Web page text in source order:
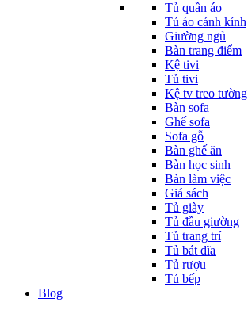
Tủ quần áo
Tú áo cánh kính
Giường ngủ
Bàn trang điểm
Kệ tivi
Tủ tivi
Kệ tv treo tường
Bàn sofa
Ghế sofa
Sofa gỗ
Bàn ghế ăn
Bàn học sinh
Bàn làm việc
Giá sách
Tủ giày
Tủ đầu giường
Tủ trang trí
Tủ bát đĩa
Tủ rượu
Tủ bếp
Blog